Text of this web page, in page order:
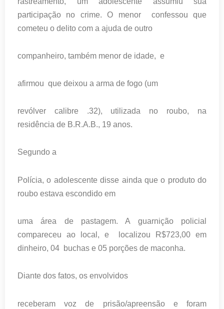
participação no crime. O menor confessou que
cometeu o delito com a ajuda de outro
companheiro, também menor de idade, e
afirmou que deixou a arma de fogo (um
revólver calibre .32), utilizada no roubo, na
residência de B.R.A.B., 19 anos.
Segundo a
Polícia, o adolescente disse ainda que o produto do
roubo estava escondido em
uma área de pastagem. A guarnição policial
compareceu ao local, e localizou R$723,00 em
dinheiro, 04 buchas e 05 porções de maconha.
Diante dos fatos, os envolvidos
receberam voz de prisão/apreensão e foram